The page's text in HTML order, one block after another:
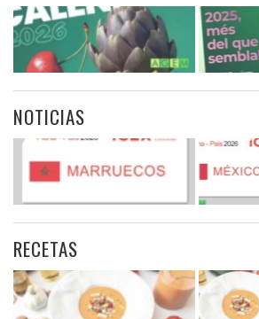
NOTICIAS
RECETAS